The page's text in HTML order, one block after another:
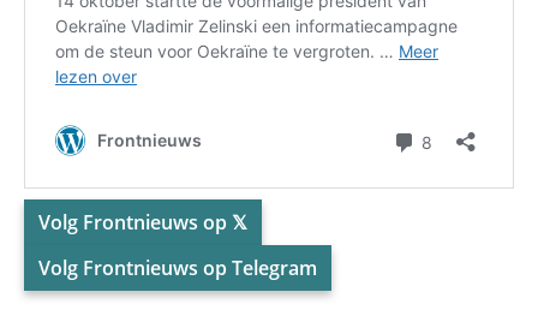
Volg Frontnieuws op 𝕏
Volg Frontnieuws op Telegram